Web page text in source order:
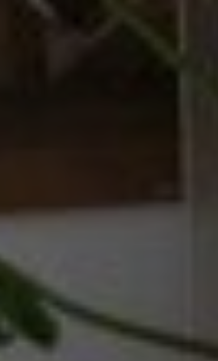
Medien akzeptiert
auf externe Inhalte
mehr.